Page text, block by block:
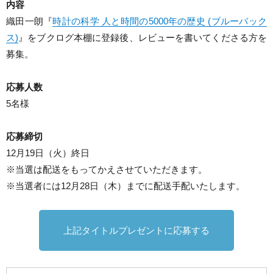
内容
織田一朗『時計の科学 人と時間の5000年の歴史 (ブルーバック
ス) 』をブクログ本棚に登録後、レビューを書いてくださる方を
募集。
応募人数
5名様
応募締切
12月19日（火）終日
※当選は配送をもってかえさせていただきます。
※当選者には12月28日（木）までに配送手配いたします。
上記タイトルプレゼントに応募する